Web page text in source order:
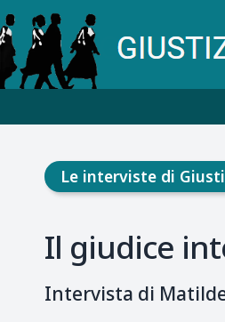
Le interviste di
Il giudice
Intervista di